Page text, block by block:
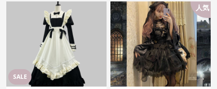
6480 (割引前)
ロリータファッション クラシカ
ルメイド風フリル付き長袖ワン
ピース
9,080 (税込)
ロリータファッション【ゴスロ
リ】 宮廷風レース重ね姫袖ワン
ピース